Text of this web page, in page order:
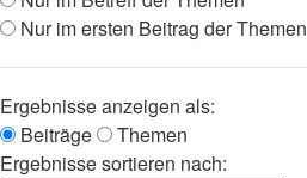
Nur im ersten Beitrag der Themen
Ergebnisse anzeigen als:
Beiträge
Themen
Ergebnisse sortieren nach: